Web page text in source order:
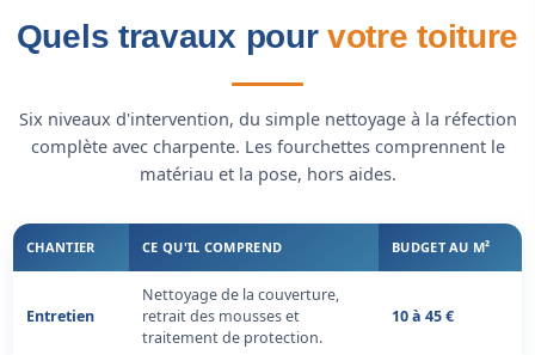
Quels travaux pourvotre toiture
Six niveaux d'intervention, du simple nettoyage à la réfection
complète avec charpente. Les fourchettes comprennent le
matériau et la pose, hors aides.
CHANTIER CE QU'IL COMPREND BUDGET AU M²
Entretien
Nettoyage de la couverture,
retrait des mousses et
traitement de protection.
10 à 45 €